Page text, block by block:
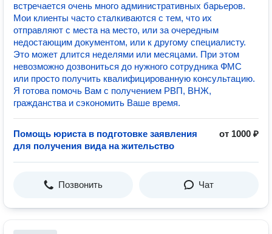
встречается очень много административных барьеров.
Мои клиенты часто сталкиваются с тем, что их
отправляют с места на место, или за очередным
недостающим документом, или к другому специалисту.
Это может длится неделями или месяцами. При этом
невозможно дозвониться до нужного сотрудника ФМС
или просто получить квалифицированную консультацию.
Я готова помочь Вам с получением РВП, ВНЖ,
гражданства и сэкономить Ваше время.
Помощь юриста в подготовке заявления
для получения вида на жительство
от 1000 ₽
Позвонить Чат